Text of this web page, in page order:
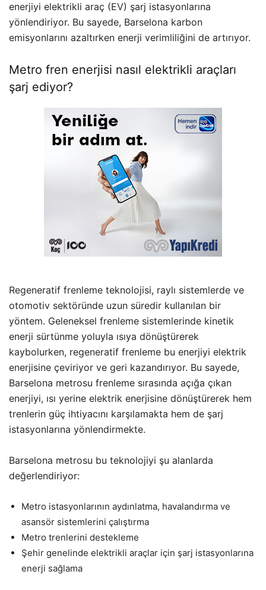
enerjiyi elektrikli araç (EV) şarj istasyonlarına
yönlendiriyor. Bu sayede, Barselona karbon
emisyonlarını azaltırken enerji verimliliğini de artırıyor.
Metro fren enerjisi nasıl elektrikli araçları
şarj ediyor?
Regeneratif frenleme teknolojisi, raylı sistemlerde ve
otomotiv sektöründe uzun süredir kullanılan bir
yöntem. Geleneksel frenleme sistemlerinde kinetik
enerji sürtünme yoluyla ısıya dönüştürerek
kaybolurken, regeneratif frenleme bu enerjiyi elektrik
enerjisine çeviriyor ve geri kazandırıyor. Bu sayede,
Barselona metrosu frenleme sırasında açığa çıkan
enerjiyi, ısı yerine elektrik enerjisine dönüştürerek hem
trenlerin güç ihtiyacını karşılamakta hem de şarj
istasyonlarına yönlendirmekte.
Barselona metrosu bu teknolojiyi şu alanlarda
değerlendiriyor:
Metro istasyonlarının aydınlatma, havalandırma ve
asansör sistemlerini çalıştırma
Metro trenlerini destekleme
Şehir genelinde elektrikli araçlar için şarj istasyonlarına
enerji sağlama